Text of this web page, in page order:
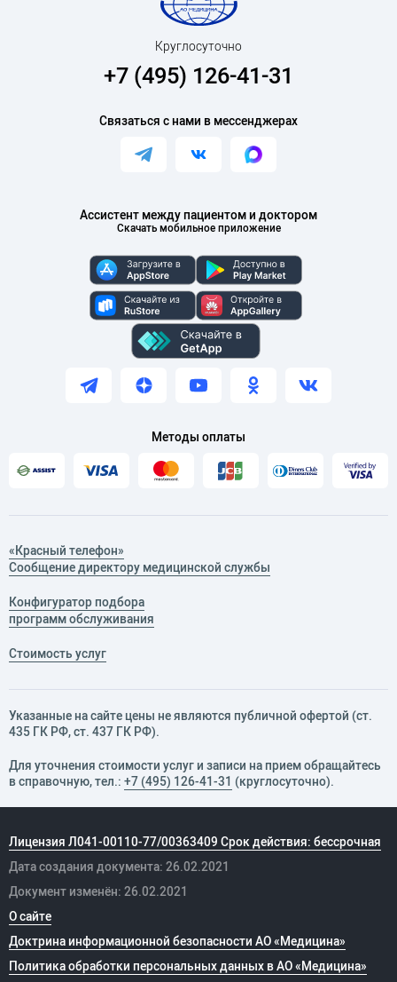
Ассистент между пациентом и доктором
Скачать мобильное приложение
Круглосуточно
+7 (495) 126-41-31
Связаться с нами в мессенджерах
Методы оплаты
«Красный телефон»
Сообщение директору медицинской службы
Конфигуратор подбора
программ обслуживания
Стоимость услуг
Указанные на сайте цены не являются публичной офертой (ст.
435 ГК РФ, cт. 437 ГК РФ).
Для уточнения стоимости услуг и записи на прием обращайтесь
в справочную, тел.: +7 (495) 126-41-31 (круглосуточно).
Лицензия Л041-00110-77/00363409 Срок действия: бессрочная
Дата создания документа: 26.02.2021
Документ изменён: 26.02.2021
О сайте
Доктрина информационной безопасности АО «Медицина»
Политика обработки персональных данных в АО «Медицина»